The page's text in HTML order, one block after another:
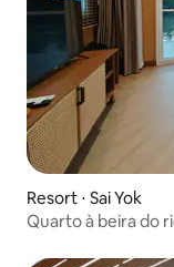
Resort ⋅ Sai Yok
Quarto à beira do